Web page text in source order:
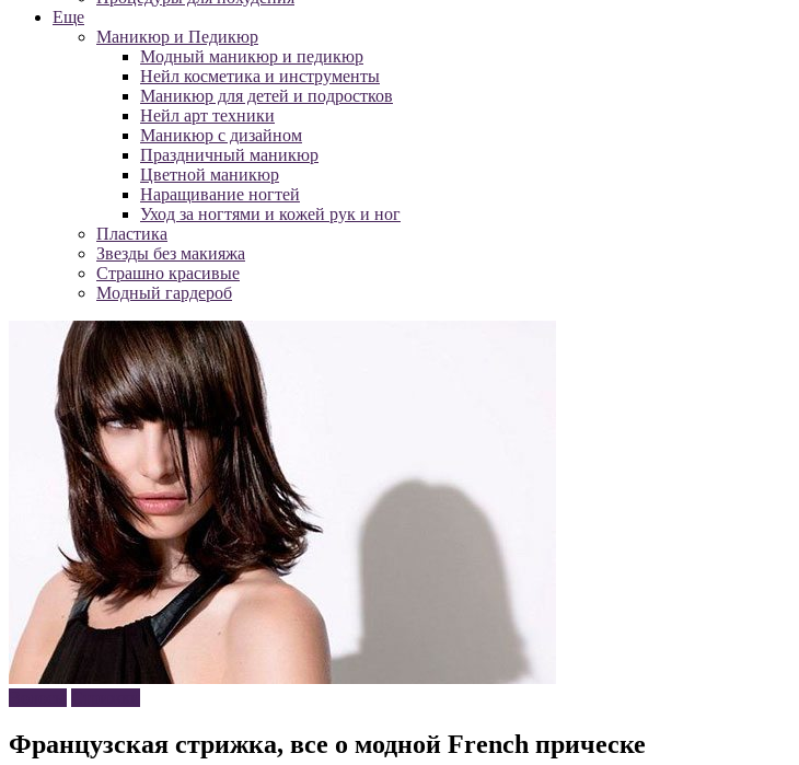
Еще
Маникюр и Педикюр
Модный маникюр и педикюр
Нейл косметика и инструменты
Маникюр для детей и подростков
Нейл арт техники
Маникюр с дизайном
Праздничный маникюр
Цветной маникюр
Наращивание ногтей
Уход за ногтями и кожей рук и ног
Пластика
Звезды без макияжа
Страшно красивые
Модный гардероб
Французская стрижка, все о модной French прическе